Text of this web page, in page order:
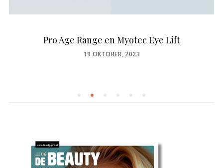
Pro Age Range en Myotec Eye Lift
POSTED
19 OKTOBER, 2023